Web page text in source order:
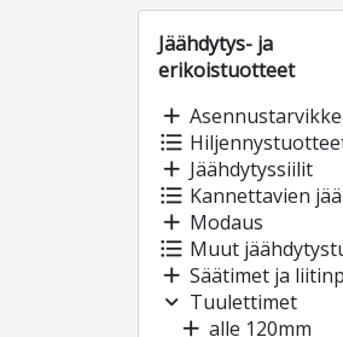
Jäähdytys- ja
erikoistuotteet
add
format_list_bulleted
add Jäähdytyssiilit
format_list_bulleted Kannettavien
add Modaus
format_list_bulleted Muut
add Säätimet ja
expand_more Tuulettimet
add alle 120mm